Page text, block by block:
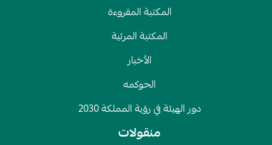
المكتبة المقروءة
المكتبة المرئية
الأخبار
الحوكمه
دور الهيئة في رؤية المملكة 2030
منقولات